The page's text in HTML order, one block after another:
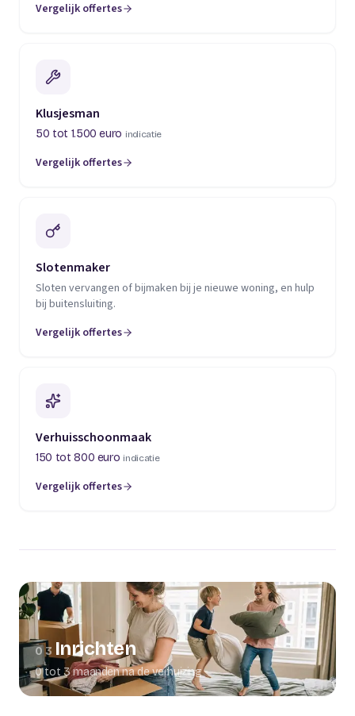
Vergelijk offertes
(opent in een nieuw tabblad)
Klusjesman
50 tot 1.500 euro indicatie
Vergelijk offertes
(opent in een nieuw tabblad)
Slotenmaker
Sloten vervangen of bijmaken bij je nieuwe woning, en hulp
bij buitensluiting.
Vergelijk offertes
(opent in een nieuw tabblad)
Verhuisschoonmaak
150 tot 800 euro indicatie
Vergelijk offertes
(opent in een nieuw tabblad)
03 Inrichten
0 tot 3 maanden na de verhuizing